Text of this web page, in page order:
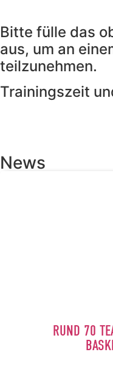
Bitte fülle das
aus, um an
teilzunehmen.
Trainingszeit
News
RUND 70